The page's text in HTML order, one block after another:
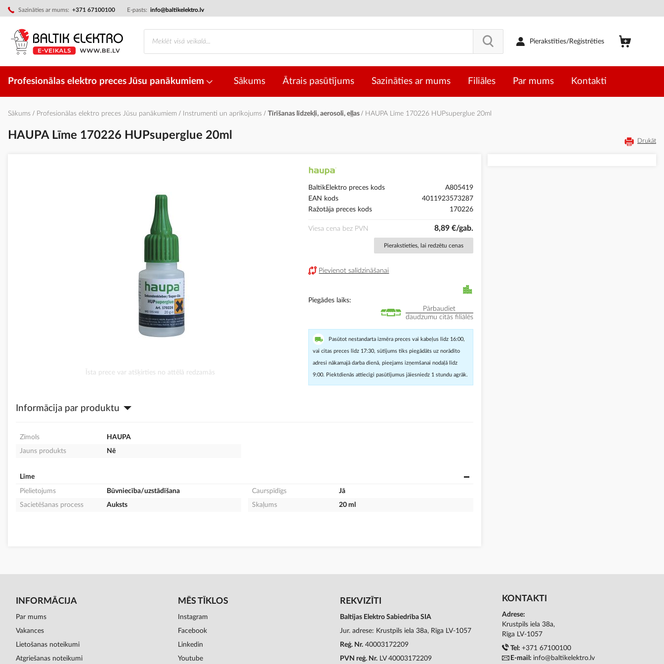
Sazināties ar mums: +371 67100100 E-pasts: info@baltikelektro.lv
Skip
to
Content
Pierakstīties/Reģistrēties
Profesionālas elektro preces Jūsu panākumiem Sākums Ātrais pasūtījums Sazināties ar mums Filiāles Par mums Kontakti
Sākums Profesionālas elektro preces Jūsu panākumiem Instrumenti un aprīkojums Tīrīšanas līdzekļi, aerosoli, eļļas HAUPA Līme 170226 HUPsuperglue 20ml
HAUPA Līme 170226 HUPsuperglue 20ml Drukāt
Īsta prece var atšķirties no attēlā redzamās
BaltikElektro preces kods
A805419
EAN kods
4011923573287
Ražotāja preces kods
170226
Viesa cena bez PVN 8,89 €/gab.
Pierakstieties, lai redzētu cenas
Pievienot salīdzināšanai
Piegādes laiks
Pārbaudiet
daudzumu citās filiālēs
Pasūtot nestandarta izmēra preces vai kabeļus līdz 16:00,
vai citas preces līdz 17:30, sūtījums tiks piegādāts uz norādīto
adresi nākamajā darba dienā, pieejams izņemšanai nodaļā līdz
9:00. Piektdienās attiecīgi pasūtījumus jāiesniedz 1 stundu agrāk.
Informācija par produktu
Zīmols
HAUPA
Jauns produkts
Nē
Līme
Pielietojums
Būvniecība/uzstādīšana
Sacietēšanas process
Auksts
Caurspīdīgs
Jā
Skaļums
20 ml
INFORMĀCIJA
Par mums
Vakances
Lietošanas noteikumi
Atgriešanas noteikumi
MĒS TĪKLOS
Instagram
Facebook
Linkedin
Youtube
REKVIZĪTI
Baltijas Elektro Sabiedrība SIA
Jur. adrese: Krustpils iela 38a, Rīga LV-1057
Reģ. Nr. 40003172209
PVN reģ. Nr. LV 40003172209
KONTAKTI
Adrese:
Krustpils iela 38a,
Rīga LV-1057
Tel: +371 67100100
E-mail: info@baltikelektro.lv